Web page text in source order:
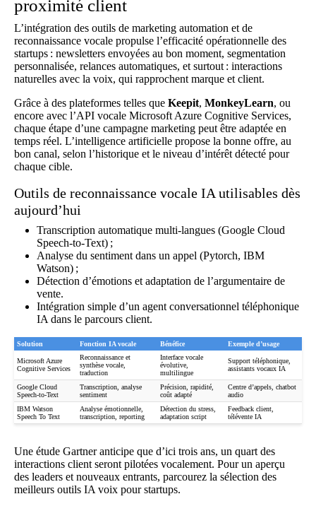
proximité client
L’intégration des outils de marketing automation et de
reconnaissance vocale propulse l’efficacité opérationnelle des
startups : newsletters envoyées au bon moment, segmentation
personnalisée, relances automatiques, et surtout : interactions
naturelles avec la voix, qui rapprochent marque et client.
Grâce à des plateformes telles que Keepit, MonkeyLearn, ou
encore avec l’API vocale Microsoft Azure Cognitive Services,
chaque étape d’une campagne marketing peut être adaptée en
temps réel. L’intelligence artificielle propose la bonne offre, au
bon canal, selon l’historique et le niveau d’intérêt détecté pour
chaque cible.
Outils de reconnaissance vocale IA utilisables dès
aujourd’hui
Transcription automatique multi-langues (Google Cloud
Speech-to-Text) ;
Analyse du sentiment dans un appel (Pytorch, IBM
Watson) ;
Détection d’émotions et adaptation de l’argumentaire de
vente.
Intégration simple d’un agent conversationnel téléphonique
IA dans le parcours client.
Solution Fonction IA vocale Bénéfice Exemple d’usage
Microsoft Azure
Cognitive Services
Reconnaissance et
synthèse vocale,
traduction
Interface vocale
évolutive,
multilingue
Support téléphonique,
assistants vocaux IA
Google Cloud
Speech-to-Text
Transcription, analyse
sentiment
Précision, rapidité,
coût adapté
Centre d’appels, chatbot
audio
IBM Watson
Speech To Text
Analyse émotionnelle,
transcription, reporting
Détection du stress,
adaptation script
Feedback client,
télévente IA
Une étude Gartner anticipe que d’ici trois ans, un quart des
interactions client seront pilotées vocalement. Pour un aperçu
des leaders et nouveaux entrants, parcourez la sélection des
meilleurs outils IA voix pour startups.